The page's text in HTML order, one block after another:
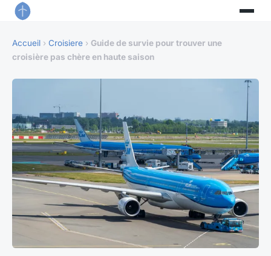
Accueil › Croisiere › Guide de survie pour trouver une
croisière pas chère en haute saison